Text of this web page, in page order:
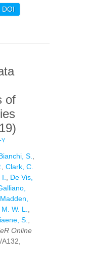
AND
DOI
of
Y
S.
Clark, C.
De Vis,
Madden,
W. L.
S.
Online